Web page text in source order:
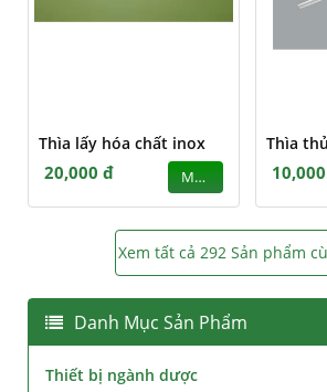
Thìa lấy hóa chất inox
20,000 đ MUA
Thìa
Xem tất cả 292 Sản phẩm
Danh Mục Sản Phẩm
Thiết bị ngành dược